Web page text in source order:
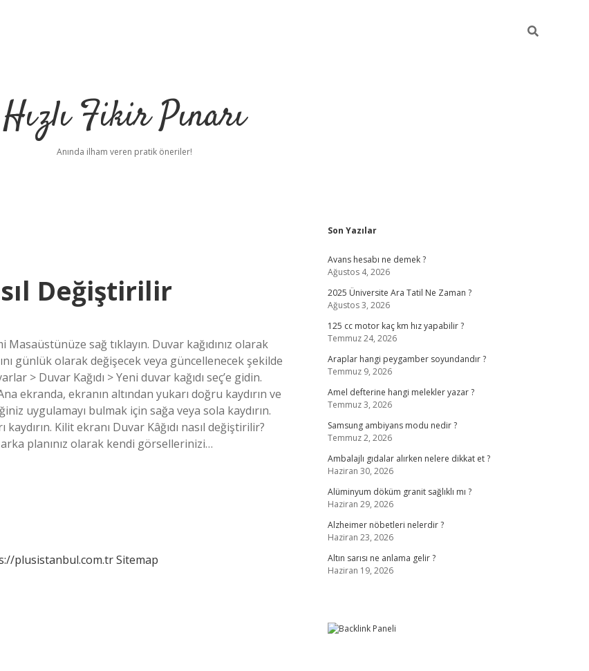
Hızlı Fikir Pınarı
Anında ilham veren pratik öneriler!
Değiştirilir
sağ tıklayın. Duvar kağıdınız olarak
günlük olarak değişecek veya güncellenecek şekilde
> Duvar Kağıdı > Yeni duvar kağıdı seç’e gidin.
ekranda, ekranın altından yukarı doğru kaydırın ve
uygulamayı bulmak için sağa veya sola kaydırın.
Kilit ekranı Duvar Kâğıdı nasıl değiştirilir?
planınız olarak kendi görsellerinizi…
plusistanbul.com.trSitemap
Sidebar
Son Yazılar
Avans hesabı ne demek ?
Ağustos 4, 2026
2025 Üniversite Ara Tatil Ne Zaman ?
Ağustos 3, 2026
125 cc motor kaç km hız yapabilir ?
Temmuz 24, 2026
Araplar hangi peygamber soyundandır ?
Temmuz 9, 2026
Amel defterine hangi melekler yazar ?
Temmuz 3, 2026
Samsung ambiyans modu nedir ?
Temmuz 2, 2026
Ambalajlı gıdalar alırken nelere dikkat et ?
Haziran 30, 2026
Alüminyum döküm granit sağlıklı mı ?
Haziran 29, 2026
Alzheimer nöbetleri nelerdir ?
Haziran 23, 2026
Altın sarısı ne anlama gelir ?
Haziran 19, 2026